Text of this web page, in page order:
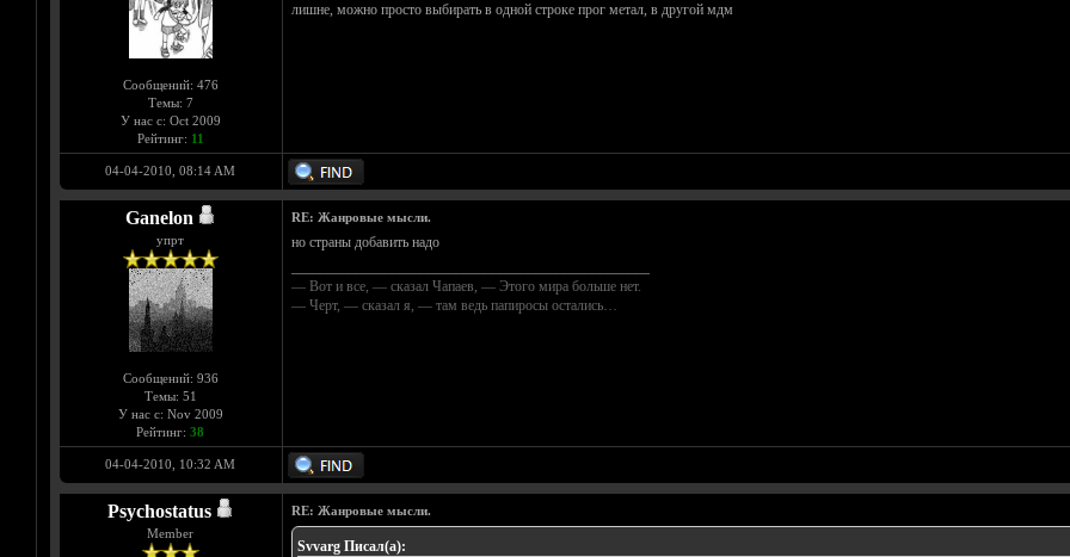
Сообщений: 476
Темы: 7
У нас с: Oct 2009
Рейтинг: 11
лишне, можно просто выбирать в одной строке прог метал, в другой мдм
04-04-2010, 08:14 AM
Ganelon
упрт
Сообщений: 936
Темы: 51
У нас с: Nov 2009
Рейтинг: 38
RE: Жанровые мысли.
но страны добавить надо
— Вот и все, — сказал Чапаев, — Этого мира больше нет.
— Черт, — сказал я, — там ведь папиросы остались…
04-04-2010, 10:32 AM
Psychostatus
Member
RE: Жанровые мысли.
Svvarg Писал(а):